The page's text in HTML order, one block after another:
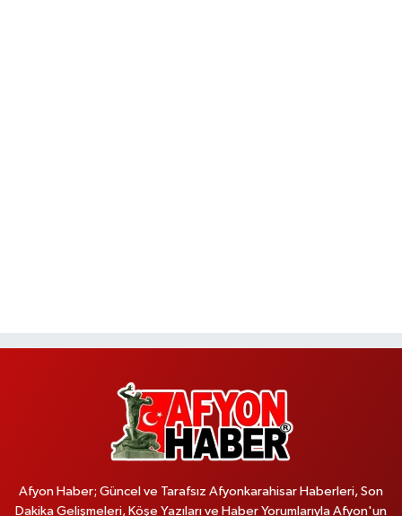
Afyon Haber; Güncel ve Tarafsız Afyonkarahisar Haberleri, Son
Dakika Gelişmeleri, Köşe Yazıları ve Haber Yorumlarıyla Afyon'un